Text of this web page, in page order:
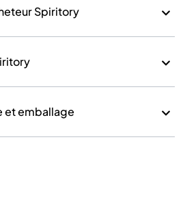
Spiritory
et emballage